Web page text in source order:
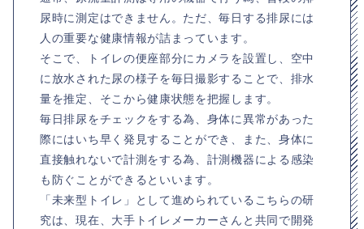
尿時に測定はできません。ただ、毎日する排尿には
人の重要な健康情報が詰まっています。
そこで、トイレの便座部分にカメラを設置し、空中
に放水された尿の様子を毎日撮影することで、排水
量を推定、そこから健康状態を把握します。
毎日排尿をチェックをする為、身体に異常があった
際にはいち早く発見することができ、また、身体に
直接触れないで計測をする為、計測機器による感染
も防ぐことができるといいます。
「未来型トイレ」として進められているこちらの研
究は、現在、大手トイレメーカーさんと共同で開発